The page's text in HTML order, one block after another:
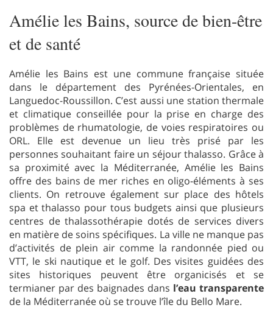
Amélie les Bains, source de bien-être
et de santé
Amélie les Bains est une commune française située
dans le département des Pyrénées-Orientales, en
Languedoc-Roussillon. C’est aussi une station thermale
et climatique conseillée pour la prise en charge des
problèmes de rhumatologie, de voies respiratoires ou
ORL. Elle est devenue un lieu très prisé par les
personnes souhaitant faire un séjour thalasso. Grâce à
sa proximité avec la Méditerranée, Amélie les Bains
offre des bains de mer riches en oligo-éléments à ses
clients. On retrouve également sur place des hôtels
spa et thalasso pour tous budgets ainsi que plusieurs
centres de thalassothérapie dotés de services divers
en matière de soins spécifiques. La ville ne manque pas
d’activités de plein air comme la randonnée pied ou
VTT, le ski nautique et le golf. Des visites guidées des
sites historiques peuvent être organicisés et se
termianer par des baignades dans l’eau transparente
de la Méditerranée où se trouve l’île du Bello Mare.